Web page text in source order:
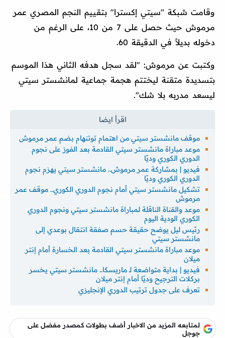
وقامت شبكة "سيتي إكسترا" بتقييم النجم المصري عمر
مرموش حيث حصل على 7 من 10، على الرغم من
دخوله بديلاً في الدقيقة 60.
وكتبت عن مرموش: "لقد سجل هدفه الثاني هذا الموسم
بتسديدة متقنة ليختتم هجمة جماعية لمانشستر سيتي
ليسعد مدربه بلا شك".
موقف مانشستر سيتي من اهتمام توتنهام بضم عمر مرموش
موعد مباراة مانشستر سيتي القادمة بعد الفوز على نجوم
الدوري الكوري وديًا
فيديو | بمشاركة عمر مرموش.. مانشستر سيتي يهزم نجوم
الدوري الكوري وديًا
تشكيل مانشستر سيتي أمام نجوم الدوري الكوري.. موقف عمر
مرموش
موعد والقناة الناقلة لمباراة مانشستر سيتي ونجوم الدوري
الكوري الودية اليوم
رئيس ليل يوضح حقيقة حسم صفقة انتقال بوعدي إلى
مانشستر سيتي
موعد مباراة مانشستر سيتي القادمة بعد الخسارة أمام إنتر
ميلان
فيديو | بداية متواضعة لـ ماريسكا.. مانشستر سيتي يخسر
بركلات الترجيح وديًا أمام إنتر ميلان
تعرف على جدول ترتيب الدوري الإنجليزي
لمتابعه المزيد من الاخبار أضف بطولات كمصدر مفضل على
جوجل